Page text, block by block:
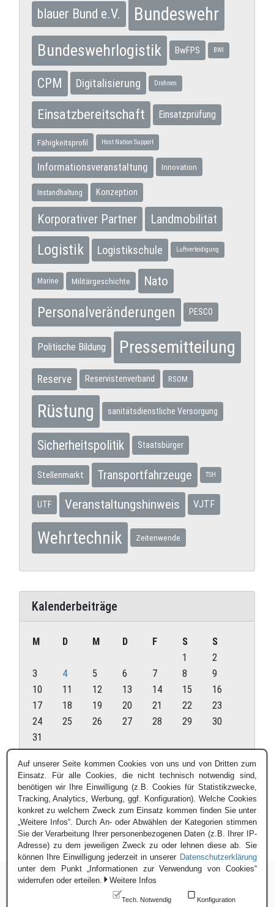
blauer Bund e.V. Bundeswehr
Bundeswehrlogistik BwFPS BWI
CPM Digitalisierung Drohnen
Einsatzbereitschaft Einsatzprüfung
Fähigkeitsprofil Host Nation Support
Informationsveranstaltung Innovation
Instandhaltung Konzeption
Korporativer Partner Landmobilität
Logistik Logistikschule Luftverteidigung
Marine Militärgeschichte Nato
Personalveränderungen PESCO
Politische Bildung Pressemitteilung
Reserve Reservistenverband RSOM
Rüstung sanitätsdienstliche Versorgung
Sicherheitspolitik Staatsbürger
Stellenmarkt Transportfahrzeuge TSH
UTF Veranstaltungshinweis VJTF
Wehrtechnik Zeitenwende
Kalenderbeiträge
August 2026
M D M D F S
S
1
2
3
4 5 6 7 8
9
10
11 12 13 14 15
16
17
18 19 20 21 22
23
24
25 26 27 28 29
30
31
« Juli
Auf unserer Seite kommen Cookies von uns und von Dritten zum
Einsatz. Für alle Cookies, die nicht technisch notwendig sind,
benötigen wir Ihre Einwilligung (z.B. Cookies für Statistikzwecke,
Tracking, Analytics, Werbung, ggf. Konfiguration). Welche Cookies
konkret zu welchem Zweck zum Einsatz kommen finden Sie unter
„Weitere Infos“. Durch An- oder Abwählen der Kategorien stimmen
Sie der Verarbeitung Ihrer personenbezogenen Daten (z.B. Ihrer IP-
Adresse) zu dem jeweiligen Zweck zu oder lehnen diese ab. Sie
können Ihre Einwilligung jederzeit in unserer Datenschutzerklärung
unter dem Punkt „Informationen zur Verwendung von Cookies“
widerrufen oder erteilen.
Weitere Infos
Tech. Notwendig Konfiguration